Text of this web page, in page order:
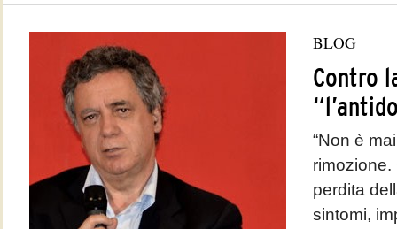
BLOG
Contro
“Non è
rimozione.
perdita
sintomi,